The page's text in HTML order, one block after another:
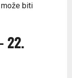
može biti
22.